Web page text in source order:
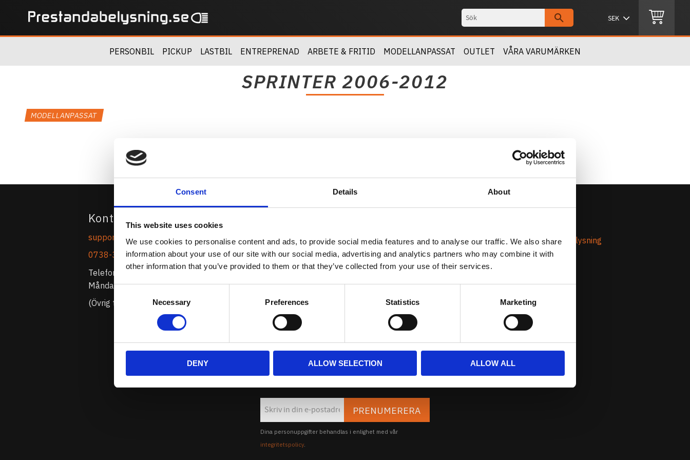
Consent Details About
This website uses cookies
We use cookies to personalise content and ads, to provide social media features and to analyse our traffic. We also share
information about your use of our site with our social media, advertising and analytics partners who may combine it with
other information that you’ve provided to them or that they’ve collected from your use of their services.
Consent
Selection
Necessary Preferences Statistics Marketing
DENY ALLOW SELECTION ALLOW ALL
PERSONBIL PICKUP LASTBIL ENTREPRENAD ARBETE & FRITID MODELLANPASSAT OUTLET VÅRA VARUMÄRKEN
SPRINTER 2006-2012
MODELLANPASSAT
Kontakta Oss
support@prestandabelysning.se
0738-343536
Telefontider:
Måndag - Fredag 10.00-12.00
(Övrig tid nås vi på mejl)
Kundtjänst
Köpvillkor
Policy & Cookies
Om Prestandabelysning
Nyhetsbrev
PRENUMERERA
Dina personuppgifter behandlas i enlighet med vår
integritetspolicy.